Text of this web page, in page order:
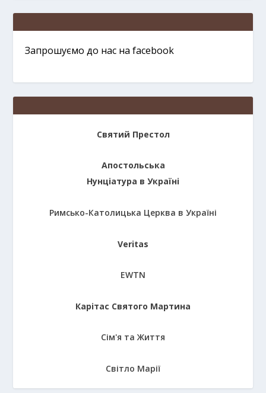
Запрошуємо до нас на facebook
Святий Престол
Апостольська
Нунціатура в Україні
Римсько-Католицька Церква в Україні
Veritas
EWTN
Карітас Святого Мартина
Сім'я та Життя
Світло Марії